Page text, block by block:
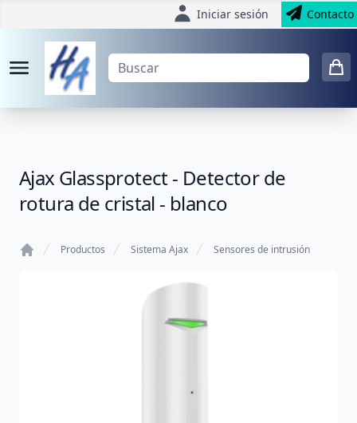
Iniciar sesión Contacto
Ajax Glassprotect - Detector de
rotura de cristal - blanco
Productos Sistema Ajax Sensores de intrusión